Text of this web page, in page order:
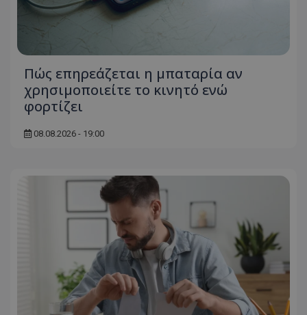
Πώς επηρεάζεται η μπαταρία αν
χρησιμοποιείτε το κινητό ενώ
φορτίζει
08.08.2026 - 19:00